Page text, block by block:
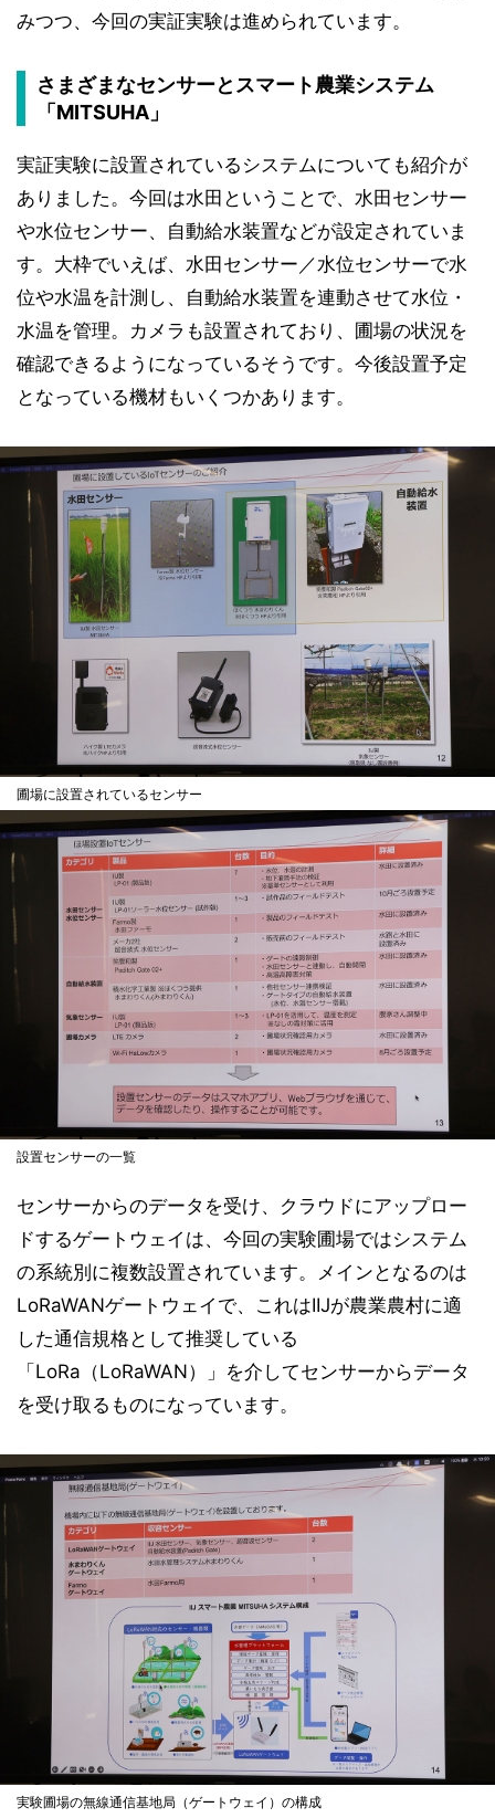
みつつ、今回の実証実験は進められています。
さまざまなセンサーとスマート農業システム
「MITSUHA」
実証実験に設置されているシステムについても紹介が
ありました。今回は水田ということで、水田センサー
や水位センサー、自動給水装置などが設定されていま
す。大枠でいえば、水田センサー／水位センサーで水
位や水温を計測し、自動給水装置を連動させて水位・
水温を管理。カメラも設置されており、圃場の状況を
確認できるようになっているそうです。今後設置予定
となっている機材もいくつかあります。
圃場に設置されているセンサー
設置センサーの一覧
センサーからのデータを受け、クラウドにアップロー
ドするゲートウェイは、今回の実験圃場ではシステム
の系統別に複数設置されています。メインとなるのは
LoRaWANゲートウェイで、これはIIJが農業農村に適
した通信規格として推奨している
「LoRa（LoRaWAN）」を介してセンサーからデータ
を受け取るものになっています。
実験圃場の無線通信基地局（ゲートウェイ）の構成